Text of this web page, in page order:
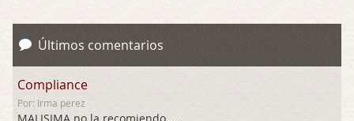
Últimos comentarios
Compliance
Por: Irma perez